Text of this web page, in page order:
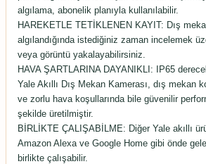
algılama, abonelik planıyla kullanılabilir.
HAREKETLE TETİKLENEN KAYIT: Dış
algılandığında istediğiniz zaman incelemek
veya görüntü yakalayabilirsiniz.
HAVA ŞARTLARINA DAYANIKLI: IP65
Yale Akıllı Dış Mekan Kamerası, dış mekan
ve zorlu hava koşullarında bile güvenilir
şekilde üretilmiştir.
BİRLİKTE ÇALIŞABİLME: Diğer Yale akıllı
Amazon Alexa ve Google Home gibi önde
birlikte çalışabilir.